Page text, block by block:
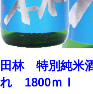
田林 特別純米
れ 1800ｍｌ